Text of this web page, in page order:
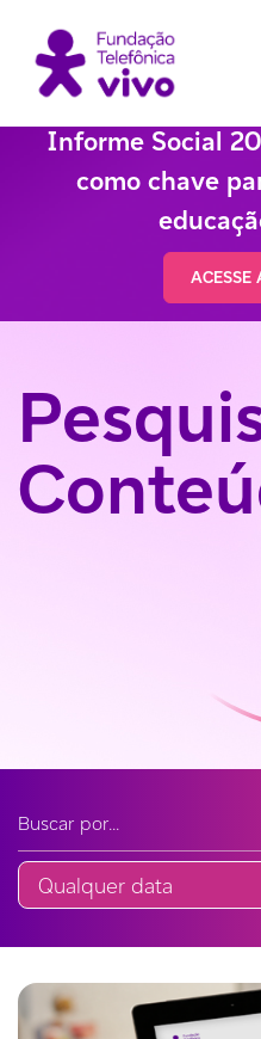
Informe Social
como chave
ACESSE